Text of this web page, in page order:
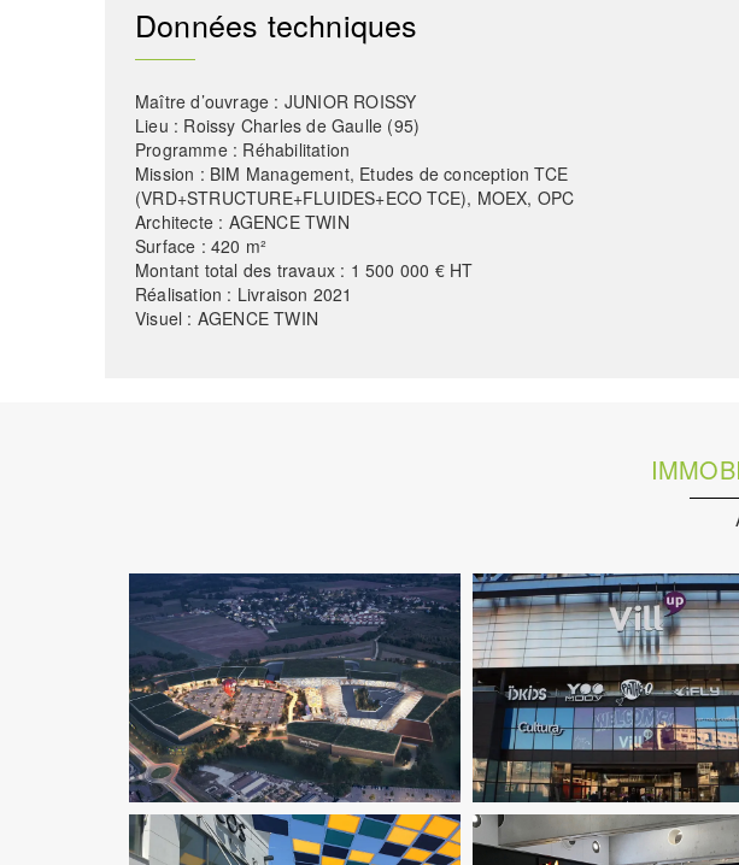
Données techniques
Maître d’ouvrage : JUNIOR ROISSY
Lieu : Roissy Charles de Gaulle (95)
Programme : Réhabilitation
Mission : BIM Management, Etudes de conception TCE
(VRD+STRUCTURE+FLUIDES+ECO TCE), MOEX, OPC
Architecte : AGENCE TWIN
Surface : 420 m²
Montant total des travaux : 1 500 000 € HT
Réalisation : Livraison 2021
Visuel : AGENCE TWIN
AMO Immobilier Commercial
Économie De La Construction
Immobilier Commercial
D'opération / MOEX